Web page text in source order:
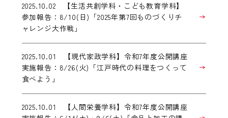
2025.10.02 【生活共創学科・こども教育学科】
参加報告：8/10(日)「2025年第7回ものづくりチ
ャレンジ大作戦」
2025.10.01 【現代家政学科】令和7年度公開講座
実施報告：8/26(火)「江戸時代の料理をつくって
食べよう」
2025.10.01 【人間栄養学科】令和7年度公開講座